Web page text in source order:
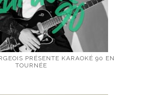
PRÉSENTE KARAOKÉ 90 EN
TOURNÉE